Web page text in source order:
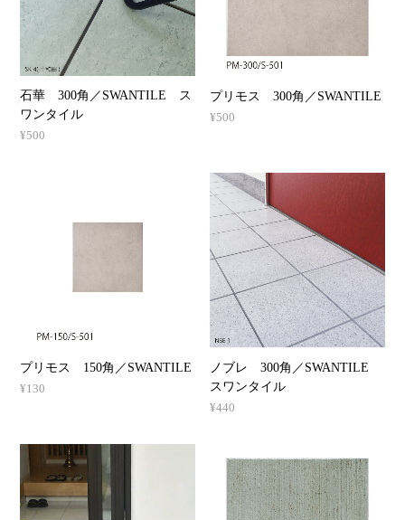
石華 300角／SWANTILE ス
ワンタイル
¥500
プリモス 300角／SWANTILE
¥500
プリモス 150角／SWANTILE
¥130
ノブレ 300角／SWANTILE
スワンタイル
¥440